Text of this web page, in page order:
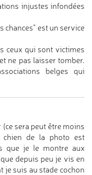
injustes infondées
chances" est un service
ceux qui sont victimes
ne pas laisser tomber.
belges qui
sera peut être moins
de la photo est
que je le montre aux
depuis peu je vis en
je suis au stade cochon